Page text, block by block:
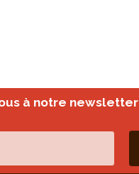
à notre newsletter